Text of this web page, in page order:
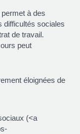
à des
difficultés sociales
de travail.
peut
éloignées de
(<a